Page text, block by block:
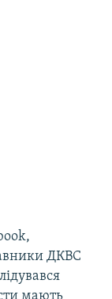
ДКВС